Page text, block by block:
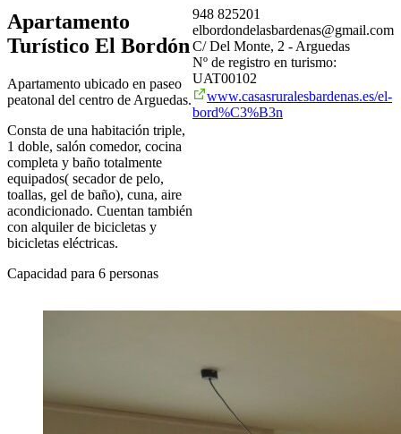
Apartamento
Turístico El Bordón
Apartamento ubicado en paseo
peatonal del centro de Arguedas.
Consta de una habitación triple,
1 doble, salón comedor, cocina
completa y baño totalmente
equipados( secador de pelo,
toallas, gel de baño), cuna, aire
acondicionado. Cuentan también
con alquiler de bicicletas y
bicicletas eléctricas.
Capacidad para 6 personas
948 825201
elbordondelasbardenas@gmail.com
C/ Del Monte, 2 - Arguedas
Nº de registro en turismo:
UAT00102
www.casasruralesbardenas.es/el-
bord%C3%B3n